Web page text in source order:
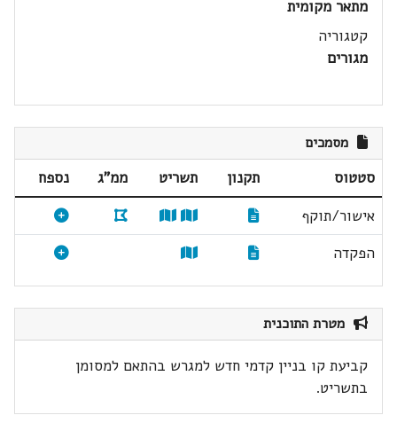
מתאר מקומית
קטגוריה
מגורים
מסמכים
סטטוס תקנון תשריט ממ"ג
נספח
אישור/תוקף
הפקדה
מטרת התוכנית
קביעת קו בניין קדמי חדש למגרש בהתאם למסומן
בתשריט.